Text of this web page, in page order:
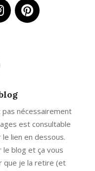
nécessairement
est consultable
lien en dessous.
le blog et ça vous
que je la retire (et